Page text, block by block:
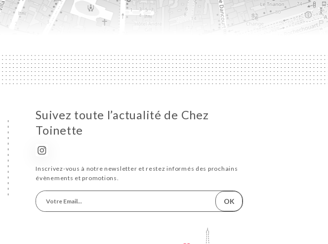
Suivez toute l’actualité de Chez
Toinette
Inscrivez-vous à notre newsletter et restez informés des prochains
évènements et promotions.
OK